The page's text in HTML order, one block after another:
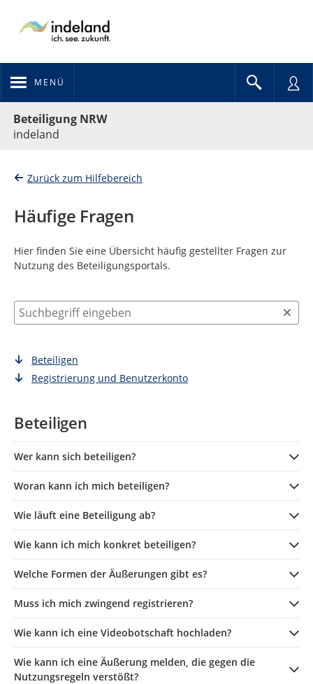
MENÜ
Beteiligung NRW
indeland
Zurück zum Hilfebereich
Häufige Fragen
Hier finden Sie eine Übersicht häufig gestellter Fragen zur
Nutzung des Beteiligungsportals.
Suchbegriff eingeben
Beteiligen
Registrierung und Benutzerkonto
Beteiligen
Wer kann sich beteiligen?
Woran kann ich mich beteiligen?
Wie läuft eine Beteiligung ab?
Wie kann ich mich konkret beteiligen?
Welche Formen der Äußerungen gibt es?
Muss ich mich zwingend registrieren?
Wie kann ich eine Videobotschaft hochladen?
Wie kann ich eine Äußerung melden, die gegen die
Nutzungsregeln verstößt?